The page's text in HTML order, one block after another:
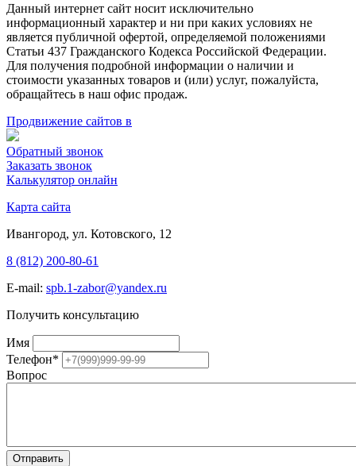
Данный интернет сайт носит исключительно
информационный характер и ни при каких условиях не
является публичной офертой, определяемой положениями
Статьи 437 Гражданского Кодекса Российской Федерации.
Для получения подробной информации о наличии и
стоимости указанных товаров и (или) услуг, пожалуйста,
обращайтесь в наш офис продаж.
Продвижение сайтов в
Обратный звонок
Заказать звонок
Калькулятор онлайн
Карта сайта
Ивангород, ул. Котовского, 12
8 (812) 200-80-61
E-mail: spb.1-zabor@yandex.ru
Получить консультацию
Имя
Телефон*
Вопрос